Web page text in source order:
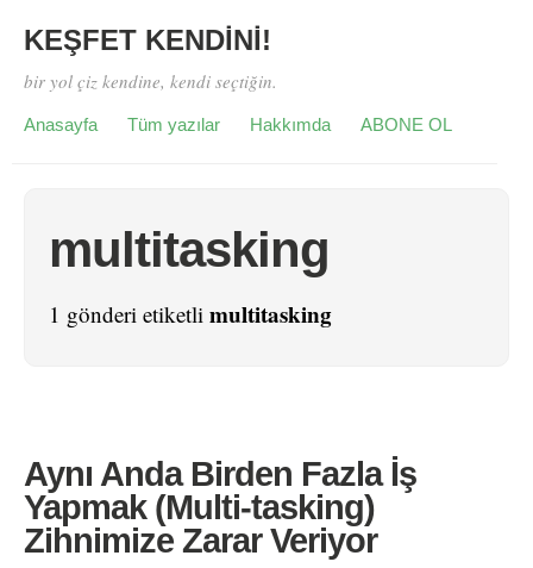
KEŞFET KENDİNİ!
bir yol çiz kendine, kendi seçtiğin.
Anasayfa Tüm yazılar Hakkımda ABONE OL
multitasking
1 gönderi etiketli multitasking
Aynı Anda Birden Fazla İş
Yapmak (Multi-tasking)
Zihnimize Zarar Veriyor